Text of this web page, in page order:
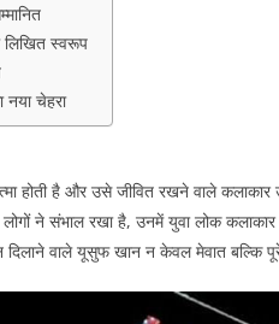
लिखित स्वरूप
नया चेहरा
होती है और उसे जीवित रखने वाले
ने संभाल रखा है, उनमें युवा लोक
दिलाने वाले यूसुफ खान न केवल मेवात